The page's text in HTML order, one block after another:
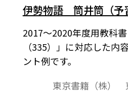
伊勢物語 筒井筒（予
2017～2020年度用教科
（335）」に対応した内
ント例です。
東京書籍（株）